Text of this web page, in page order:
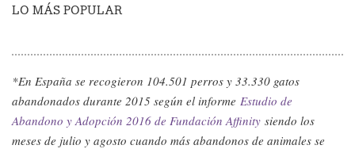
LO MÁS POPULAR
*En España se recogieron 104.501 perros y 33.330 gatos
abandonados durante 2015 según el informe Estudio de
Abandono y Adopción 2016 de Fundación Affinity siendo los
meses de julio y agosto cuando más abandonos de animales se